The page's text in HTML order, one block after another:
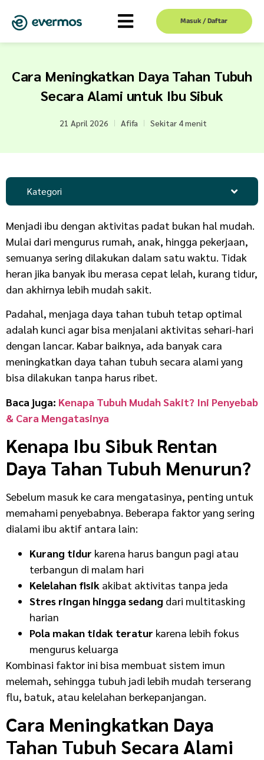
Masuk / Daftar
Cara Meningkatkan Daya Tahan Tubuh
Secara Alami untuk Ibu Sibuk
21 April 2026 Afifa Sekitar 4 menit
Kategori
Menjadi ibu dengan aktivitas padat bukan hal mudah.
Mulai dari mengurus rumah, anak, hingga pekerjaan,
semuanya sering dilakukan dalam satu waktu. Tidak
heran jika banyak ibu merasa cepat lelah, kurang tidur,
dan akhirnya lebih mudah sakit.
Padahal, menjaga daya tahan tubuh tetap optimal
adalah kunci agar bisa menjalani aktivitas sehari-hari
dengan lancar. Kabar baiknya, ada banyak cara
meningkatkan daya tahan tubuh secara alami yang
bisa dilakukan tanpa harus ribet.
Baca juga: Kenapa Tubuh Mudah Sakit? Ini Penyebab
& Cara Mengatasinya
Kenapa Ibu Sibuk Rentan
Daya Tahan Tubuh Menurun?
Sebelum masuk ke cara mengatasinya, penting untuk
memahami penyebabnya. Beberapa faktor yang sering
dialami ibu aktif antara lain:
Kurang tidur karena harus bangun pagi atau
terbangun di malam hari
Kelelahan fisik akibat aktivitas tanpa jeda
Stres ringan hingga sedang dari multitasking
harian
Pola makan tidak teratur karena lebih fokus
mengurus keluarga
Kombinasi faktor ini bisa membuat sistem imun
melemah, sehingga tubuh jadi lebih mudah terserang
flu, batuk, atau kelelahan berkepanjangan.
Cara Meningkatkan Daya
Tahan Tubuh Secara Alami